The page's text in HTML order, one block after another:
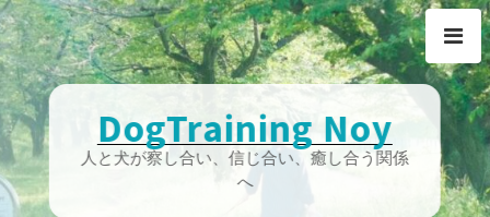
Skip
to
content
DogTraining Noy
人と犬が察し合い、信じ合い、癒し合う関係
へ